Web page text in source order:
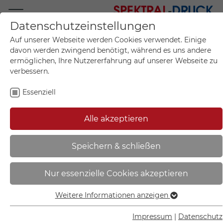
Mo.-Fr. 09:00-17:00
+49 (0)711 55 75 25
Mein Konto
Mein Warenkorb
Sie sind hier: Start
SafetyMarking Rohrleitungspfeil
mit GHS-Symbol | Heizöl
linksweisend - 21.4236
Datenschutzeinstellungen
Auf unserer Webseite werden Cookies verwendet. Einige
davon werden zwingend benötigt, während es uns andere
ermöglichen, Ihre Nutzererfahrung auf unserer Webseite zu
verbessern.
Essenziell
Alle akzeptieren
Speichern & schließen
Nur essenzielle Cookies akzeptieren
Essenziell
Essenzielle Cookies werden für grundlegende Funktionen
Weitere Informationen anzeigen
Impressum Datenschutz